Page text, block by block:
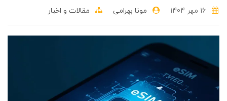
مونا بهرامی مقالات و اخبار